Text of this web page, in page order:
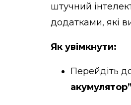
штучний
додатками, які
Як увімкнути:
Перейдіть
акумулятор”